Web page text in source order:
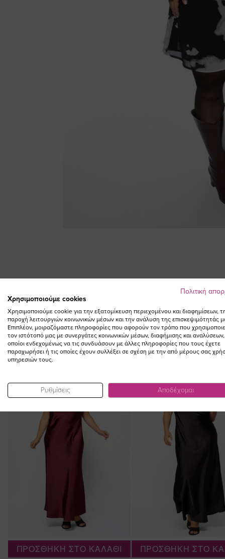
of
images
gallery
ΠΡΟΣΘΗΚΗ ΣΤΟ ΚΑΛΑΘΙ ΠΡΟΣΘΗΚΗ ΣΤΟ
Πολιτική
Χρησιμοποιούμε cookies
Χρησιμοποιούμε cookie για την εξατομίκευση περιεχομένου και διαφημίσεων,
παροχή λειτουργιών κοινωνικών μέσων και την ανάλυση της επισκεψιμότητάς
Επιπλέον, μοιραζόμαστε πληροφορίες που αφορούν τον τρόπο που
τον ιστότοπό μας με συνεργάτες κοινωνικών μέσων, διαφήμισης και αναλύσεων,
οποίοι ενδεχομένως να τις συνδυάσουν με άλλες πληροφορίες που τους έχετε
παραχωρήσει ή τις οποίες έχουν συλλέξει σε σχέση με την από μέρους σας
υπηρεσιών τους.
Ρυθμίσεις Αποδέχομαι